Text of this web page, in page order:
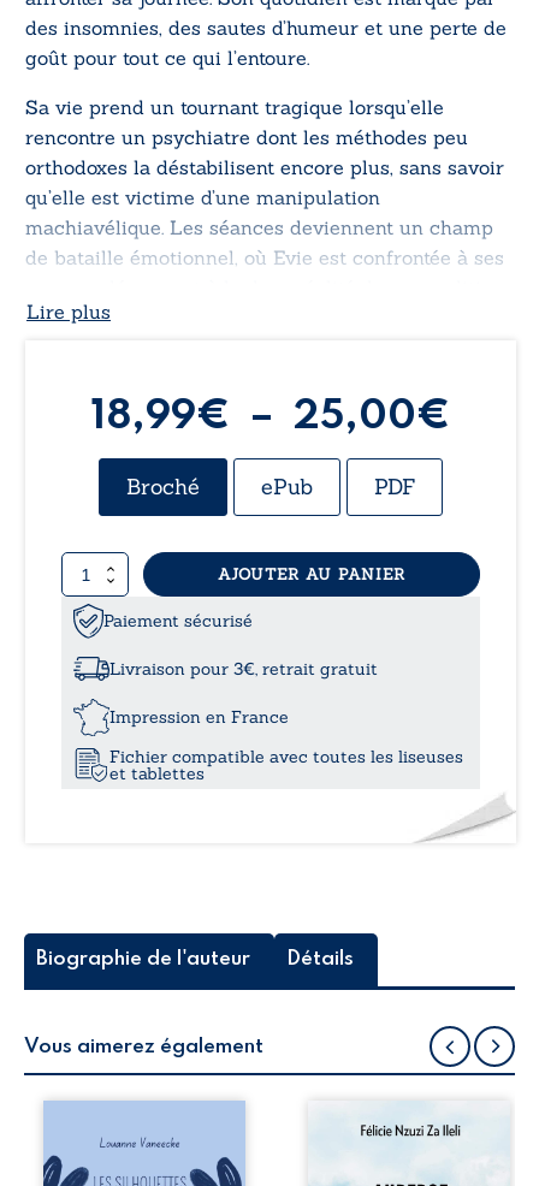
des insomnies, des sautes d’humeur et une perte de
goût pour tout ce qui l’entoure.
Sa vie prend un tournant tragique lorsqu’elle
rencontre un psychiatre dont les méthodes peu
orthodoxes la déstabilisent encore plus, sans savoir
qu’elle est victime d’une manipulation
machiavélique. Les séances deviennent un champ
de bataille émotionnel, où Evie est confrontée à ses
Les révélations sur son passé et les traumatismes
déclencher une série de réactions en chaîne,
illustrant la théorie du chaos.
Lire plus
18,99€ – 25,00€
Broché ePub PDF
quantité
de
La
théorie
du
AJOUTER AU PANIER
Paiement sécurisé
Livraison pour 3€, retrait gratuit
Impression en France
Fichier compatible avec toutes les liseuses
et tablettes
Biographie de l'auteur Détails
Vous aimerez également
la rue donne la
parole à six
Auberge de la